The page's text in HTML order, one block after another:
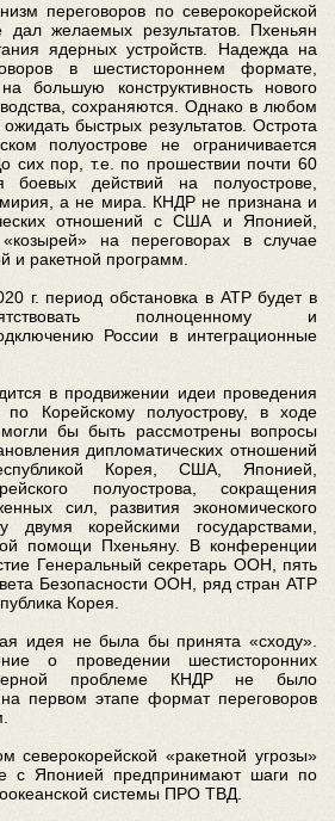
переговоров по северокорейской
желаемых результатов. Пхеньян
ядерных устройств. Надежда на
в шестистороннем формате,
большую конструктивность нового
сохраняются. Однако в любом
быстрых результатов. Острота
полуострове не ограничивается
сих пор, т.е. по прошествии почти 60
боевых действий на полуострове,
а не мира. КНДР не признана и
отношений с США и Японией,
на переговорах в случае
и ракетной программ.
г. период обстановка в АТР будет в
полноценному и
России в интеграционные
в продвижении идеи проведения
Корейскому полуострову, в ходе
бы быть рассмотрены вопросы
дипломатических отношений
Корея, США, Японией,
полуострова, сокращения
сил, развития экономического
двумя корейскими государствами,
помощи Пхеньяну. В конференции
Генеральный секретарь ООН, пять
Безопасности ООН, ряд стран АТР
Корея.
идея не была бы принята «сходу».
о проведении шестисторонних
проблеме КНДР не было
первом этапе формат переговоров
северокорейской «ракетной угрозы»
с Японией предпринимают шаги по
системы ПРО ТВД.